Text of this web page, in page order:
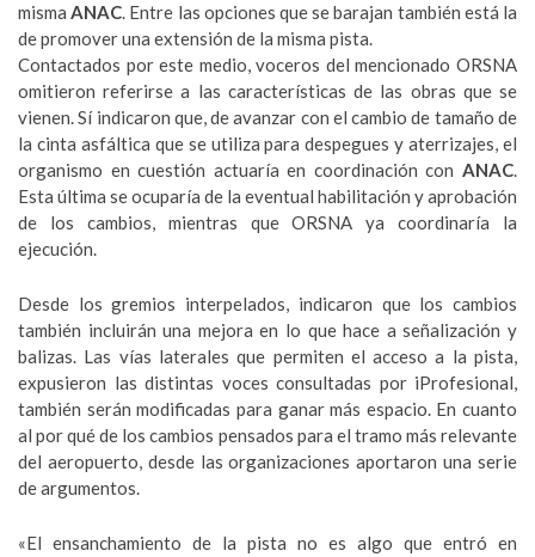
mismaANAC. Entre las opciones que se barajan también está la
de promover una extensión de la misma pista.
Contactados por este medio, voceros del mencionado ORSNA
omitieron referirse a las características de las obras que se
vienen. Sí indicaron que, de avanzar con el cambio de tamaño de
la cinta asfáltica que se utiliza para despegues y aterrizajes, el
organismo en cuestión actuaría en coordinación con ANAC.
Esta última se ocuparía de la eventual habilitación y aprobación
de los cambios, mientras que ORSNA ya coordinaría la
ejecución.
Desde los gremios interpelados, indicaron que los cambios
también incluirán una mejora en lo que hace a señalización y
balizas. Las vías laterales que permiten el acceso a la pista,
expusieron las distintas voces consultadas por iProfesional,
también serán modificadas para ganar más espacio. En cuanto
al por qué de los cambios pensados para el tramo más relevante
del aeropuerto, desde las organizaciones aportaron una serie
de argumentos.
«El ensanchamiento de la pista no es algo que entró en